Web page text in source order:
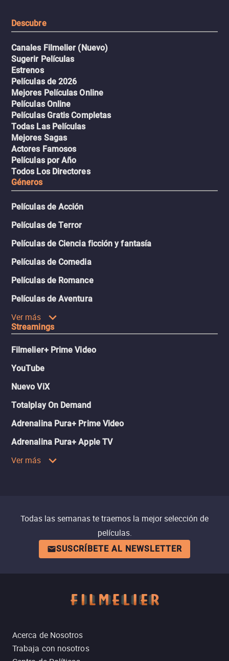
Descubre
Canales Filmelier (Nuevo)
Sugerir Películas
Estrenos
Películas de 2026
Mejores Películas Online
Películas Online
Películas Gratis Completas
Todas Las Películas
Mejores Sagas
Actores Famosos
Películas por Año
Todos Los Directores
Géneros
Películas de Acción
Películas de Terror
Películas de Ciencia ficción y fantasía
Películas de Comedia
Películas de Romance
Películas de Aventura
Ver más
Streamings
Filmelier+ Prime Video
YouTube
Nuevo ViX
Totalplay On Demand
Adrenalina Pura+ Prime Video
Adrenalina Pura+ Apple TV
Ver más
Todas las semanas te traemos la mejor selección de
películas.
SUSCRÍBETE AL NEWSLETTER
Acerca de Nosotros
Trabaja con nosotros